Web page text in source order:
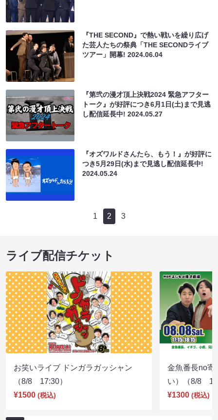
『THE SECOND』で熱い戦いを繰り広げ
た芸人たちの祭典「THE SECONDライブ
ツアー」開幕!2024.06.04
『第弐の漫才頂上決戦2024 緊急アフター
トーク』が好評につき6月1日(土)まで見逃
し配信延長中!2024.05.27
『オズワルドさんたら、もう！』が好評に
つき5月29日(水)まで見逃し配信延長中!
2024.05.24
1 2 3
ライブ配信チケット
お笑いライブ ドンガラガッシャン
（8/8 17:30）
¥1500 (税込)
金魚番長no寄
い）（8/8
¥1300 (税込)